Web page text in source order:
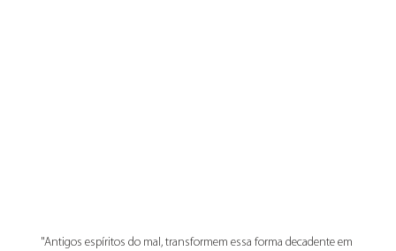
"Antigos espíritos do mal, transformem essa forma decadente em